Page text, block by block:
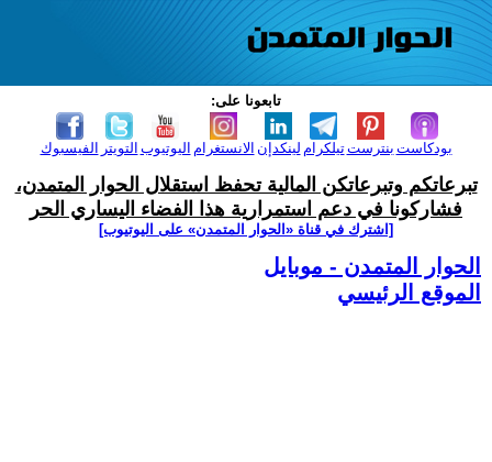
تابعونا على:
الفيسبوك التويتر اليوتيوب الانستغرام لينكدإن تيلكرامبنترست بودكاست
تبرعاتكم وتبرعاتكن المالية تحفظ استقلال الحوار المتمدن،
فشاركونا في دعم استمرارية هذا الفضاء اليساري الحر
[اشترك في قناة ‫«الحوار المتمدن» على اليوتيوب]
الحوار المتمدن - موبايل
الموقع الرئيسي